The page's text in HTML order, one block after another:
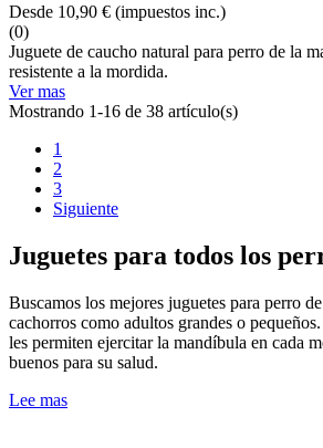
Desde 10,90 € (impuestos inc.)
(0)
Juguete de caucho natural para perro de la
resistente a la mordida.
Ver mas
Mostrando 1-16 de 38 artículo(s)
1
2
3
Siguiente
Juguetes para todos los
Buscamos los mejores juguetes para perro
cachorros como adultos grandes o
les permiten ejercitar la mandíbula en cada
buenos para su salud.
Lee mas